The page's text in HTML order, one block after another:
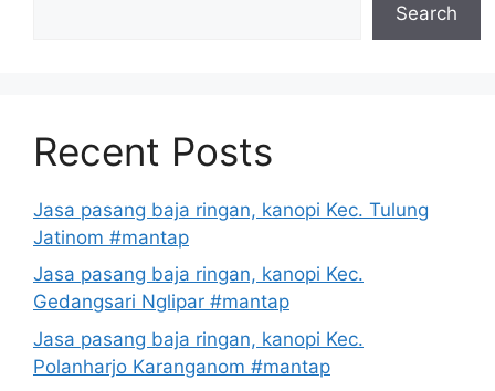
Search
Recent Posts
Jasa pasang baja ringan, kanopi Kec. Tulung
Jatinom #mantap
Jasa pasang baja ringan, kanopi Kec.
Gedangsari Nglipar #mantap
Jasa pasang baja ringan, kanopi Kec.
Polanharjo Karanganom #mantap